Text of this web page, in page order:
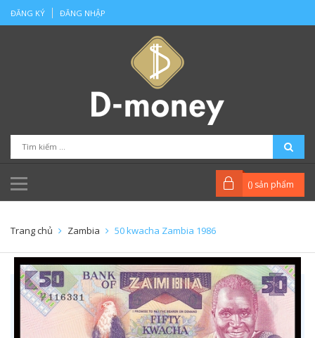
ĐĂNG KÝ ĐĂNG NHẬP
() sản phẩm
Trang chủ Zambia 50 kwacha Zambia 1986